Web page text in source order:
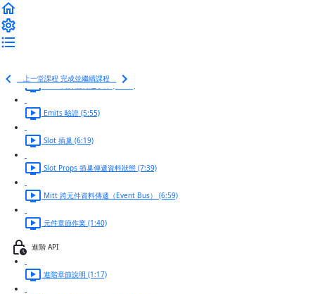
上一堂課程 完成並繼續課程
Emit 向外層傳遞事件 (12:47)
Emits 驗證 (5:55)
Slot 插巢 (6:19)
Slot Props 插巢傳遞資料狀態 (7:39)
Mitt 跨元件資料傳遞（Event Bus） (6:59)
元件章節作業 (1:40)
進階 API
進階章節說明 (1:17)